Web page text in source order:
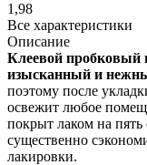
1,98
Все характеристики
Описание
Клеевой
изысканный и
поэтому после
освежит любое
покрыт лаком на пять
существенно
лакировки.